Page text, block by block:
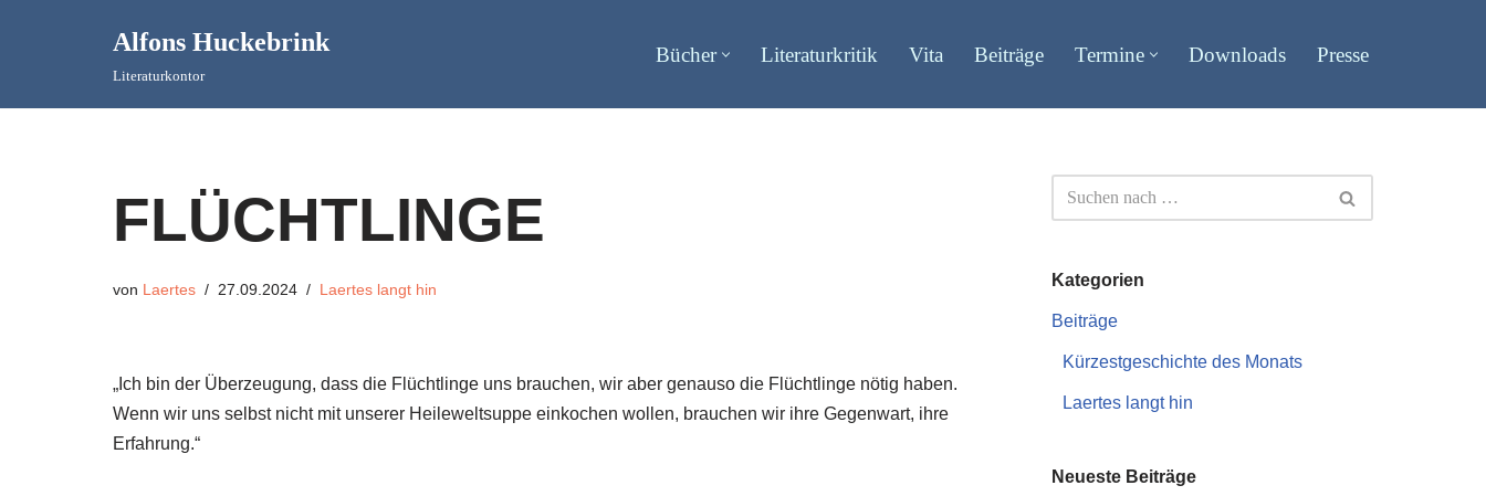
Alfons Huckebrink
Literaturkontor
Bücher Literaturkritik Vita Beiträge Termine Downloads Presse
FLÜCHTLINGE
von Laertes 27.09.2024 Laertes langt hin
„Ich bin der Überzeugung, dass die Flüchtlinge uns brauchen, wir aber genauso die Flüchtlinge nötig haben.
Wenn wir uns selbst nicht mit unserer Heileweltsuppe einkochen wollen, brauchen wir ihre Gegenwart, ihre
Erfahrung.“
Kategorien
Beiträge
Kürzestgeschichte des Monats
Laertes langt hin
Neueste Beiträge